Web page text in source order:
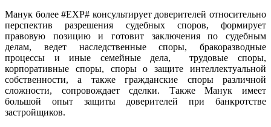
Манук более #EXP# консультирует доверителей относительно
перспектив разрешения судебных споров, формирует
правовую позицию и готовит заключения по судебным
делам, ведет наследственные споры, бракоразводные
процессы и иные семейные дела, трудовые споры,
корпоративные споры, споры о защите интеллектуальной
собственности, а также гражданские споры различной
сложности, сопровождает сделки. Также Манук имеет
большой опыт защиты доверителей при банкротстве
застройщиков.